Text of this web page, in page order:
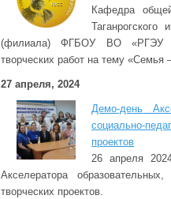
Кафедра
(филиала) ФГБОУ ВО «РГЭУ
творческих работ на тему «Семья
27 апреля, 2024
Демо-день
социально-
проектов
26 апреля
Акселератора образовательных,
творческих проектов.